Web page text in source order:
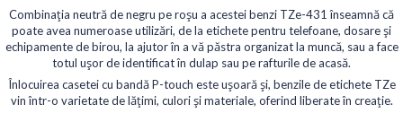
Combinația neutră de negru pe roșu a acestei benzi TZe-431 înseamnă că
poate avea numeroase utilizări, de la etichete pentru telefoane, dosare și
echipamente de birou, la ajutor în a vă păstra organizat la muncă, sau a face
totul ușor de identificat în dulap sau pe rafturile de acasă.
Înlocuirea casetei cu bandă P-touch este ușoară și, benzile de etichete TZe
vin într-o varietate de lățimi, culori și materiale, oferind liberate în creație.